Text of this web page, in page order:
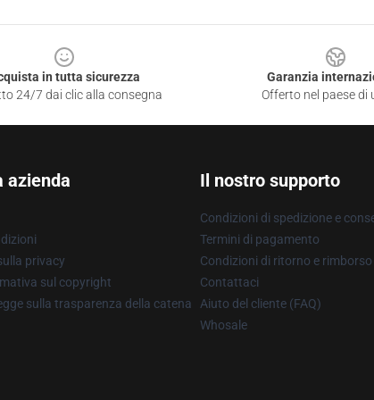
in tutta sicurezza
24/7 dai clic alla consegna
Garanzia
Offerto nel paese di
azienda
privacy
sul copyright
sulla trasparenza della catena
Il nostro supporto
Condizioni di spedizione e
Termini di pagamento
Condizioni di ritorno e rimborso
Contattaci
Aiuto del cliente (FAQ)
Whosale